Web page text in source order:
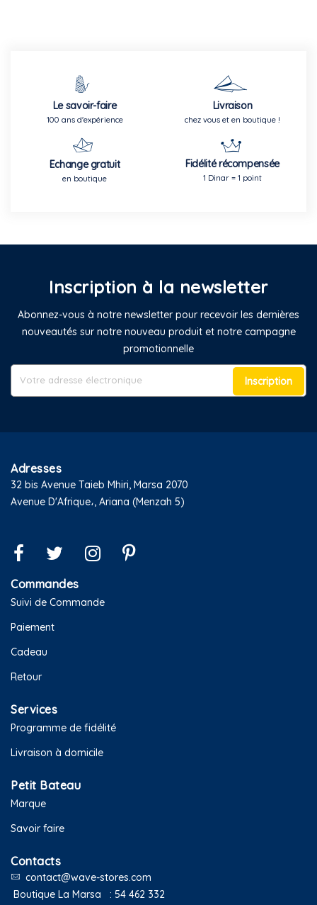
Le savoir-faire
100 ans d'expérience
Livraison
chez vous et en boutique !
Echange gratuit
en boutique
Fidélité récompensée
1 Dinar = 1 point
Inscription à la newsletter
Abonnez-vous à notre newsletter pour recevoir les dernières
nouveautés sur notre nouveau produit et notre campagne
promotionnelle
Inscription
Adresses
32 bis Avenue Taieb Mhiri, Marsa 2070
Avenue D'Afrique،, Ariana (Menzah 5)
Commandes
Suivi de Commande
Paiement
Cadeau
Retour
Services
Programme de fidélité
Livraison à domicile
Petit Bateau
Marque
Savoir faire
Contacts
contact@wave-stores.com
Boutique La Marsa : 54 462 332